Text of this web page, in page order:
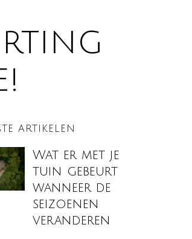
ARTIKELEN
Wat er met je
tuin gebeurt
wanneer de
seizoenen
veranderen